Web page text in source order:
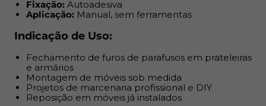
pequenos reparos
padrão, garante uniformidade visual e acabamento
alinhado às exigências do cliente final
Sua aplicação é super prática: possui adesivo
autocolante no verso, basta destacar da cartela e
aplicar diretamente sobre o furo. Nada de ferramentas,
Fixação: Autoadesiva
Aplicação: Manual, sem ferramentas
Indicação de Uso:
Fechamento de furos de parafusos em prateleiras
e armários
Montagem de móveis sob medida
Projetos de marcenaria profissional e DIY
Reposição em móveis já instalados